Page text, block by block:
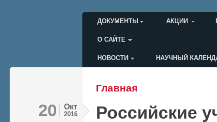
Главное меню
ДОКУМЕНТЫ АКЦИИ
О САЙТЕ
Меню пользователя
НОВОСТИ НАУЧНЫЙ
Вы здесь
Главная
20 Окт
2016
Российские